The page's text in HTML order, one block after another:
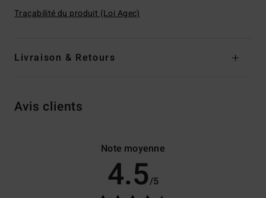
Traçabilité du produit (Loi Agec)
Livraison & Retours
Avis clients
Note moyenne
4.5/5